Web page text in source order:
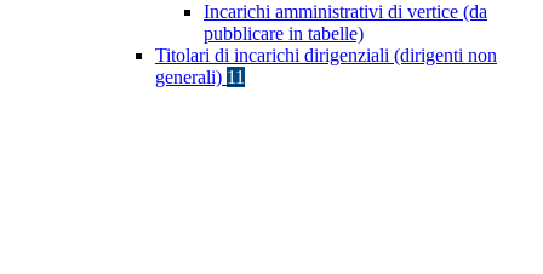
Incarichi amministrativi di vertice (da
pubblicare in tabelle)
Titolari di incarichi dirigenziali (dirigenti non
generali) 11